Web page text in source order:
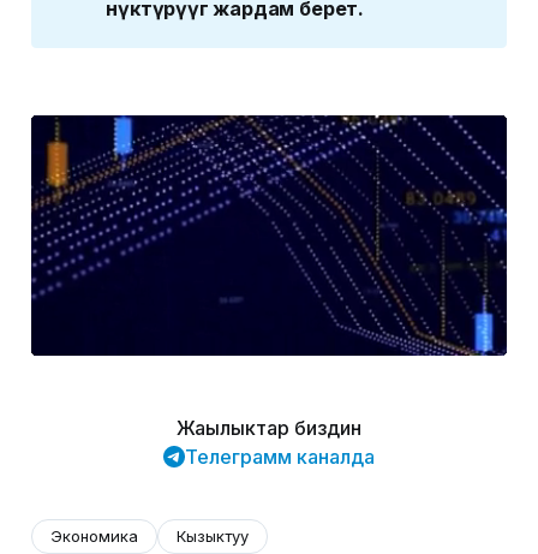
өнүктүрүүгө жардам берет.
Жаңылыктар биздин
Телеграмм каналда
Экономика Кызыктуу